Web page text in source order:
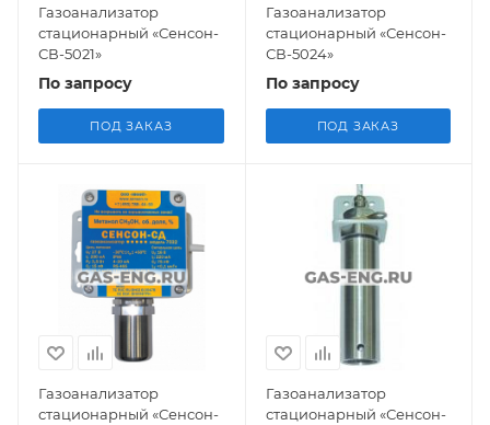
Газоанализатор
стационарный «Сенсон-
СВ-5021»
По запросу
ПОД ЗАКАЗ
Газоанализатор
стационарный «Сенсон-
СВ-5024»
По запросу
ПОД ЗАКАЗ
Газоанализатор
стационарный «Сенсон-
Газоанализатор
стационарный «Сенсон-